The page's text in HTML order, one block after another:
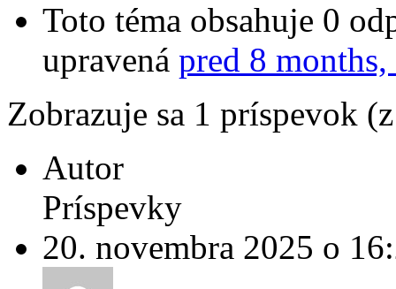
Toto téma obsahuje 0
upravená pred 8 months,
Zobrazuje sa 1 príspevok
Autor
Príspevky
20. novembra 2025 o